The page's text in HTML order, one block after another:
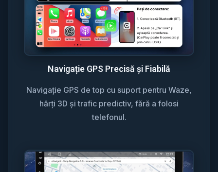
Navigație GPS Precisă și Fiabilă
Navigație GPS de top cu suport pentru Waze,
hărți 3D și trafic predictiv, fără a folosi
telefonul.